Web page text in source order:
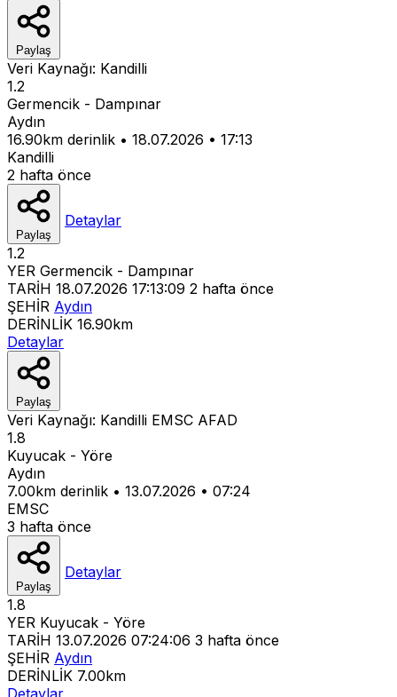
Paylaş
Veri Kaynağı: Kandilli
1.2
Germencik - Dampınar
Aydın
16.90km derinlik • 18.07.2026 • 17:13
Kandilli
2 hafta önce
Paylaş
Detaylar
1.2
YER Germencik - Dampınar
TARİH 18.07.2026 17:13:09 2 hafta önce
ŞEHİR Aydın
DERİNLİK 16.90km
Detaylar
Paylaş
Veri Kaynağı: Kandilli EMSC AFAD
1.8
Kuyucak - Yöre
Aydın
7.00km derinlik • 13.07.2026 • 07:24
EMSC
3 hafta önce
Paylaş
Detaylar
1.8
YER Kuyucak - Yöre
TARİH 13.07.2026 07:24:06 3 hafta önce
ŞEHİR Aydın
DERİNLİK 7.00km
Detaylar